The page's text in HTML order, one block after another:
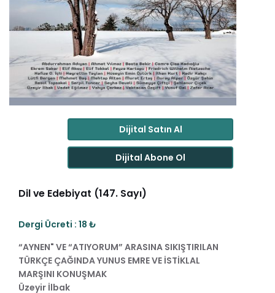
Dijital Satın Al
Dijital Abone Ol
Dil ve Edebiyat (147. Sayı)
Dergi Ücreti : 18 ₺
“AYNEN" VE “ATIYORUM” ARASINA SIKIŞTIRILAN
TÜRKÇE ÇAĞINDA YUNUS EMRE VE İSTİKLAL
MARŞINI KONUŞMAK
Üzeyir İlbak